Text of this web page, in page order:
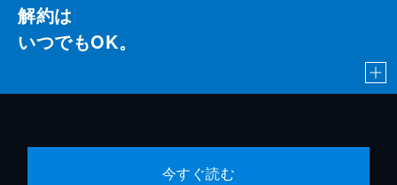
解約は
いつでもOK。
今すぐ読む